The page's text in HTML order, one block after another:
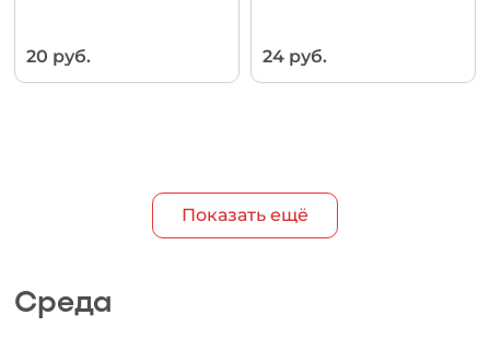
20 руб. 24 руб.
Показать ещё
Среда